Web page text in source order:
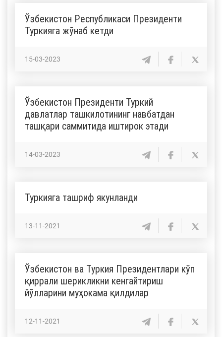
Ўзбекистон Республикаси Президенти
Туркияга жўнаб кетди
15-03-2023
Ўзбекистон Президенти Туркий
давлатлар ташкилотининг навбатдан
ташқари саммитида иштирок этади
14-03-2023
Туркияга ташриф якунланди
13-11-2021
Ўзбекистон ва Туркия Президентлари кўп
қиррали шерикликни кенгайтириш
йўлларини муҳокама қилдилар
12-11-2021